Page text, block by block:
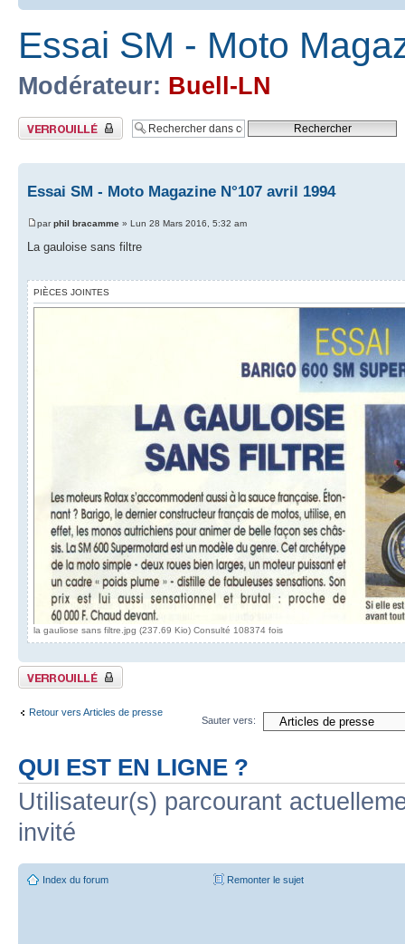
Essai SM - Moto
Modérateur: Buell-LN
Sujet verrouillé
Essai SM - Moto Magazine N°107 avril 1994
parphil bracamme » Lun 28 Mars 2016, 5:32 am
La gauloise sans filtre
PIÈCES JOINTES
la gauliose sans filtre.jpg (237.69 Kio) Consulté 108374 fois
Sujet verrouillé
Retour vers Articles de presse
Sauter vers:
QUI EST EN LIGNE ?
Utilisateur(s) parcourant
invité
Index du forum Remonter le sujet